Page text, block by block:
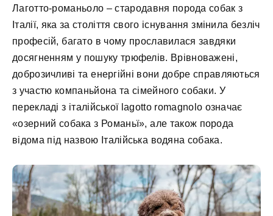
Лаготто-романьоло – стародавня порода собак з
Італії, яка за століття свого існування змінила безліч
професій, багато в чому прославилася завдяки
досягненням у пошуку трюфелів. Врівноважені,
доброзичливі та енергійні вони добре справляються
з участю компаньйона та сімейного собаки. У
перекладі з італійської lagotto romagnolo означає
«озерний собака з Романьї», але також порода
відома під назвою Італійська водяна собака.